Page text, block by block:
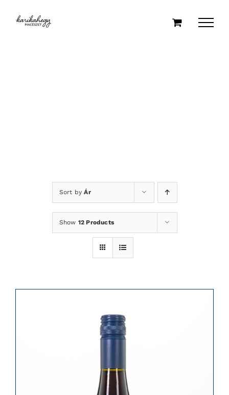
Sort byÁr
Show 12 Products